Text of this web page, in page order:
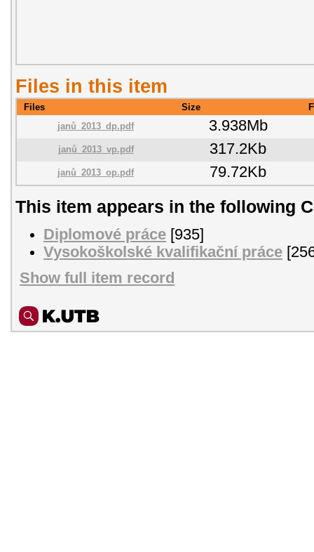
Files in this item
Files Size
janů_2013_dp.pdf
3.938Mb
janů_2013_vp.pdf 317.2Kb
janů_2013_op.pdf 79.72Kb
This item appears in the following
Diplomové práce [935]
Vysokoškolské kvalifikační práce
Show full item record